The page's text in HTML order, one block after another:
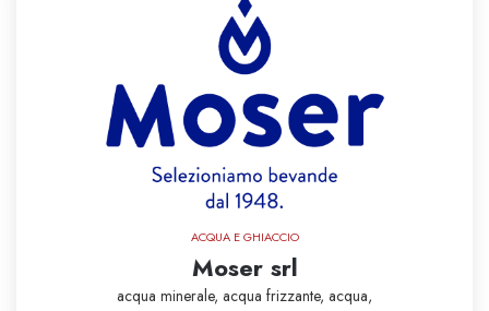
ACQUA E GHIACCIO
Moser srl
acqua minerale, acqua frizzante, acqua,